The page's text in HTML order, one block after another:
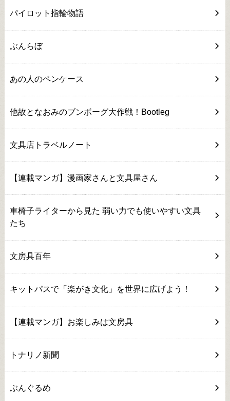
パイロット指輪物語
ぶんらぼ
あの人のペンケース
他故となおみのブンボーグ大作戦！Bootleg
文具店トラベルノート
【連載マンガ】漫画家さんと文具屋さん
車椅子ライターから見た 弱い力でも使いやすい文具
たち
文房具百年
キットパスで「楽がき文化」を世界に広げよう！
【連載マンガ】お楽しみは文房具
トナリノ新聞
ぶんぐるめ